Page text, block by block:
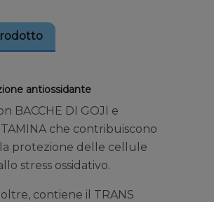
antiossidante
BACCHE DI GOJI e
che contribuiscono
protezione delle cellule
stress ossidativo.
contiene il TRANS